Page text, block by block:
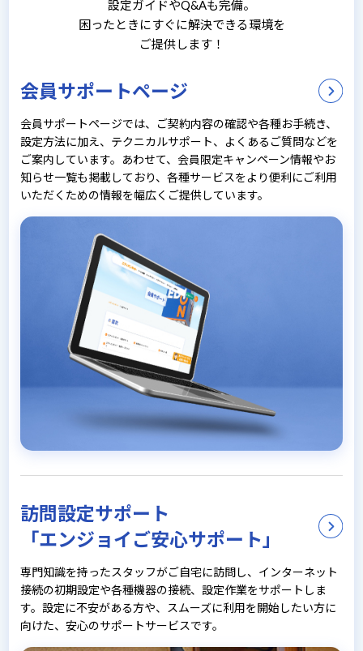
設定ガイドやQ&Aも完備。
困ったときにすぐに解決できる環境を
ご提供します！
会員サポートページ
会員サポートページでは、ご契約内容の確認や各種お手続き、
設定方法に加え、テクニカルサポート、よくあるご質問などを
ご案内しています。あわせて、会員限定キャンペーン情報やお
知らせ一覧も掲載しており、各種サービスをより便利にご利用
いただくための情報を幅広くご提供しています。
訪問設定サポート
「エンジョイご安心サポート」
専門知識を持ったスタッフがご自宅に訪問し、インターネット
接続の初期設定や各種機器の接続、設定作業をサポートしま
す。設定に不安がある方や、スムーズに利用を開始したい方に
向けた、安心のサポートサービスです。